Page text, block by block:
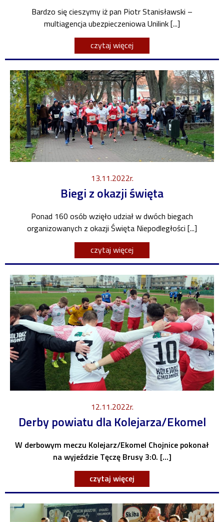
Bardzo się cieszymy iż pan Piotr Stanisławski –
multiagencja ubezpieczeniowa Unilink [...]
czytaj więcej
13.11.2022r.
Biegi z okazji święta
Ponad 160 osób wzięło udział w dwóch biegach
organizowanych z okazji Święta Niepodległości [...]
czytaj więcej
12.11.2022r.
Derby powiatu dla Kolejarza/Ekomel
W derbowym meczu Kolejarz/Ekomel Chojnice pokonał
na wyjeździe Tęczę Brusy 3:0. [...]
czytaj więcej